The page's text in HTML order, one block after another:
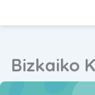
Bizkaiko